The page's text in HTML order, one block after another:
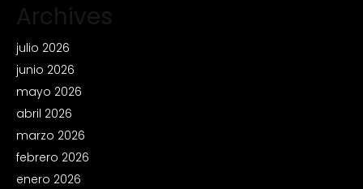
Archives
julio 2026
junio 2026
mayo 2026
abril 2026
marzo 2026
febrero 2026
enero 2026